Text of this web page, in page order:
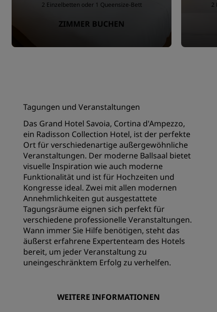
2 Einzelbetten oder 1 Queensize-Bett
ZIMMER BUCHEN
2
Tagungen und Veranstaltungen
Das Grand Hotel Savoia, Cortina d'Ampezzo,
ein Radisson Collection Hotel, ist der perfekte
Ort für verschiedenartige außergewöhnliche
Veranstaltungen. Der moderne Ballsaal bietet
visuelle Inspiration wie auch moderne
Funktionalität und ist für Hochzeiten und
Kongresse ideal. Zwei mit allen modernen
Annehmlichkeiten gut ausgestattete
Tagungsräume eignen sich perfekt für
verschiedene professionelle Veranstaltungen.
Wann immer Sie Hilfe benötigen, steht das
äußerst erfahrene Expertenteam des Hotels
bereit, um jeder Veranstaltung zu
uneingeschränktem Erfolg zu verhelfen.
WEITERE INFORMATIONEN